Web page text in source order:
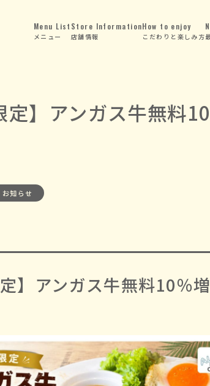
Menu List
メニュー
Store Information
店舗情報
How to enjoy
こだわりと楽しみ方
定】アンガス牛無料
お知らせ
定】アンガス牛無料10％